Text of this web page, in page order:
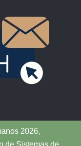
2026,
de Sistemas de